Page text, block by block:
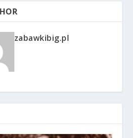
zabawkibig.pl